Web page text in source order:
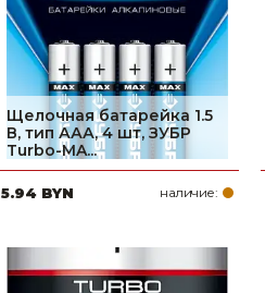
Щелочная батарейка 1.5
В, тип ААА, 4 шт, ЗУБР
Turbo-MA...
5.94 BYN наличие: